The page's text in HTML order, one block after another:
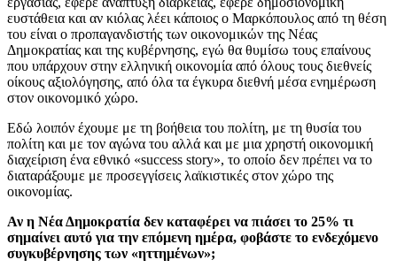
ευστάθεια και αν κιόλας λέει κάποιος ο Μαρκόπουλος από τη θέση
του είναι ο προπαγανδιστής των οικονομικών της Νέας
Δημοκρατίας και της κυβέρνησης, εγώ θα θυμίσω τους επαίνους
που υπάρχουν στην ελληνική οικονομία από όλους τους διεθνείς
οίκους αξιολόγησης, από όλα τα έγκυρα διεθνή μέσα ενημέρωση
στον οικονομικό χώρο.
Εδώ λοιπόν έχουμε με τη βοήθεια του πολίτη, με τη θυσία του
πολίτη και με τον αγώνα του αλλά και με μια χρηστή οικονομική
διαχείριση ένα εθνικό «success story», το οποίο δεν πρέπει να το
διαταράξουμε με προσεγγίσεις λαϊκιστικές στον χώρο της
οικονομίας.
Αν η Νέα Δημοκρατία δεν καταφέρει να πιάσει το 25% τι
σημαίνει αυτό για την επόμενη ημέρα, φοβάστε το ενδεχόμενο
συγκυβέρνησης των «ηττημένων»;